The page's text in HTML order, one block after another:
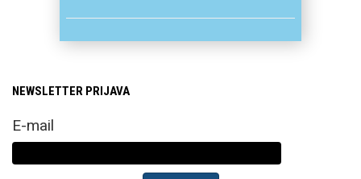
zadržava omjer stranica
dizajn ovog modela
kreiran specifično za
NEWSLETTER PRIJAVA
E-mail